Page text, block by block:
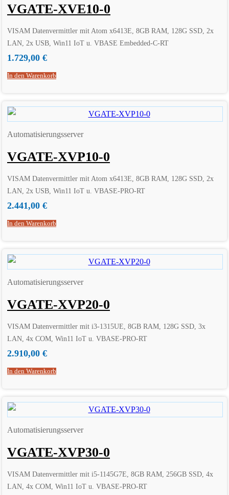
VGATE-XVE10-0
VISAM Datenvermittler mit Atom x6413E, 8GB RAM, 128G SSD, 2x
LAN, 2x USB, Win11 IoT u. VBASE Embedded-C-RT
1.729,00 €
In den Warenkorb
Automatisierungsserver
VGATE-XVP10-0
VISAM Datenvermittler mit Atom x6413E, 8GB RAM, 128G SSD, 2x
LAN, 2x USB, Win11 IoT u. VBASE-PRO-RT
2.441,00 €
In den Warenkorb
Automatisierungsserver
VGATE-XVP20-0
VISAM Datenvermittler mit i3-1315UE, 8GB RAM, 128G SSD, 3x
LAN, 4x COM, Win11 IoT u. VBASE-PRO-RT
2.910,00 €
In den Warenkorb
Automatisierungsserver
VGATE-XVP30-0
VISAM Datenvermittler mit i5-1145G7E, 8GB RAM, 256GB SSD, 4x
LAN, 4x COM, Win11 IoT u. VBASE-PRO-RT